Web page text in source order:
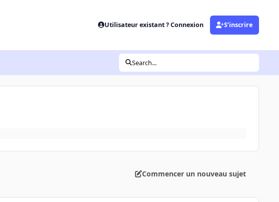
Utilisateur existant ? Connexion S’inscrire
Search...
Commencer un nouveau sujet